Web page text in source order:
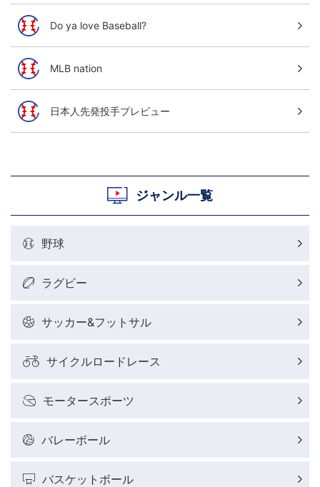
Do ya love Baseball?
MLB nation
日本人先発投手プレビュー
ジャンル一覧
野球
ラグビー
サッカー&フットサル
サイクルロードレース
モータースポーツ
バレーボール
バスケットボール